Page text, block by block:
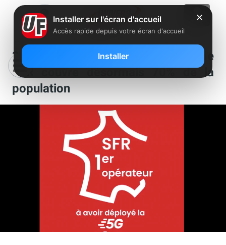
3 ans après son lancement, la 5G de
SFR couvre désormais 70% de la
population
✕
Installer sur l'écran d'accueil
Accès rapide depuis votre écran d'accueil
Installer